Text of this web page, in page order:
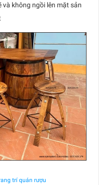
và không ngồi lên mặt sản
trí quán rượu